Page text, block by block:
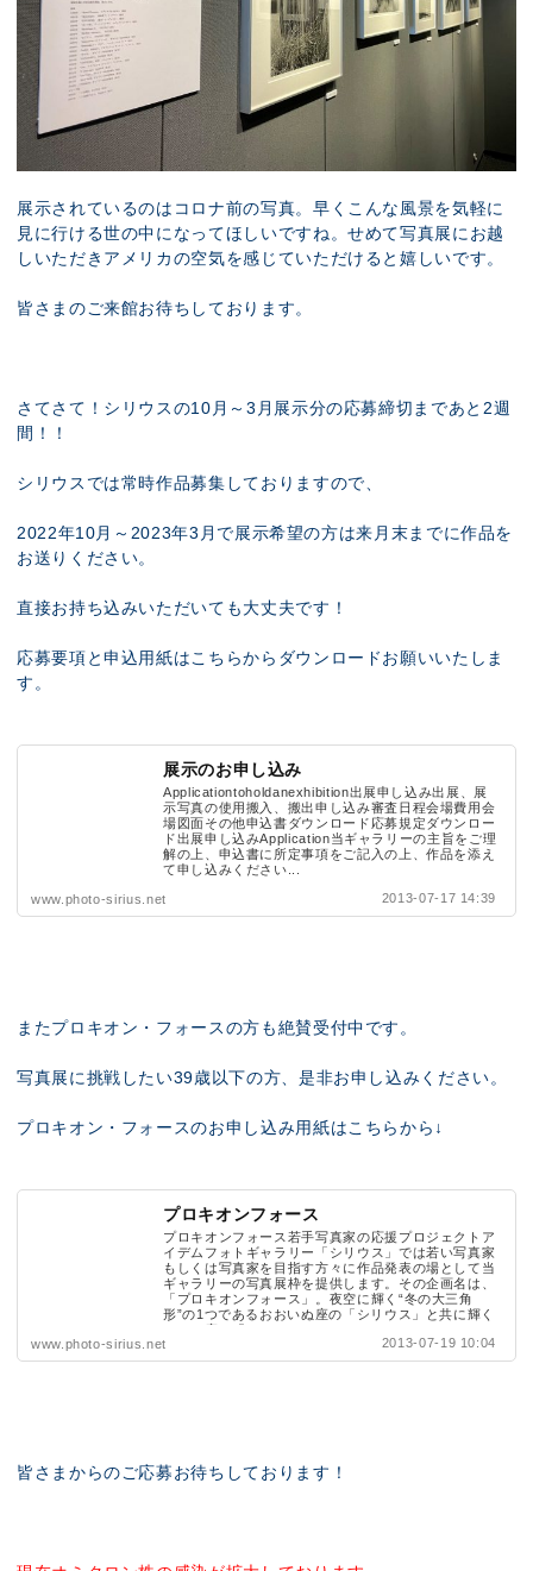
展示されているのはコロナ前の写真。早くこんな風景を気軽に
見に行ける世の中になってほしいですね。せめて写真展にお越
しいただきアメリカの空気を感じていただけると嬉しいです。
皆さまのご来館お待ちしております。
さてさて！シリウスの10月～3月展示分の応募締切まであと2週
間！！
シリウスでは常時作品募集しておりますので、
2022年10月～2023年3月で展示希望の方は来月末までに作品を
お送りください。
直接お持ち込みいただいても大丈夫です！
応募要項と申込用紙はこちらからダウンロードお願いいたしま
す。
展示のお申し込み
Applicationtoholdanexhibition出展申し込み出展、展
示写真の使用搬入、搬出申し込み審査日程会場費用会
場図面その他申込書ダウンロード応募規定ダウンロー
ド出展申し込みApplication当ギャラリーの主旨をご理
解の上、申込書に所定事項をご記入の上、作品を添え
て申し込みください...
www.photo-sirius.net 2013-07-17 14:39
またプロキオン・フォースの方も絶賛受付中です。
写真展に挑戦したい39歳以下の方、是非お申し込みください。
プロキオン・フォースのお申し込み用紙はこちらから↓
プロキオンフォース
プロキオンフォース若手写真家の応援プロジェクトア
イデムフォトギャラリー「シリウス」では若い写真家
もしくは写真家を目指す方々に作品発表の場として当
ギャラリーの写真展枠を提供します。その企画名は、
「プロキオンフォース」。夜空に輝く“冬の大三角
形”の1つであるおおいぬ座の「シリウス」と共に輝く
こいぬ座の「...
www.photo-sirius.net
2013-07-19 10:04
皆さまからのご応募お待ちしております！